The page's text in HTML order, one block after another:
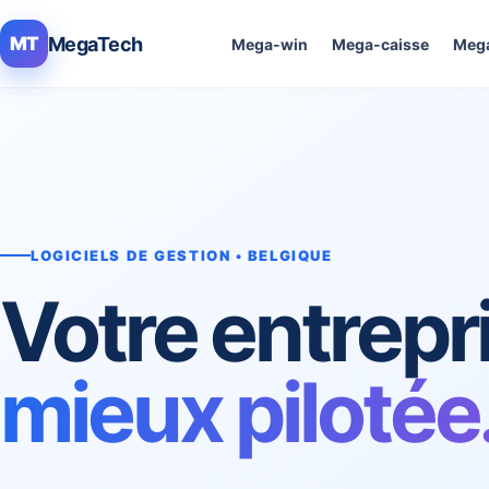
MT MegaTech Mega-win Mega-caisse
LOGICIELS DE GESTION • BELGIQUE
Votre
mieux